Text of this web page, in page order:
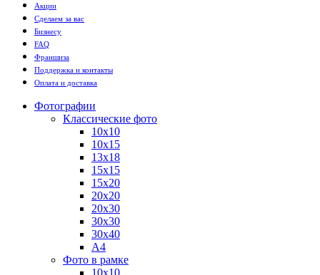
Акции
Сделаем за вас
Бизнесу
FAQ
Франшиза
Поддержка и контакты
Оплата и доставка
Фотографии
Классические фото
10х10
10х15
13х18
15х15
15х20
20х20
20х30
30х30
30х40
А4
Фото в рамке
10х10